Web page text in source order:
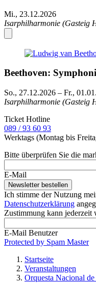
Mi., 23.12.2026
Isarphilharmonie (Gasteig
Beethoven:
So., 27.12.2026 – Fr.,
Isarphilharmonie (Gasteig
Ticket Hotline
089 / 93 60 93
Werktags (Montag bis
Bitte überprüfen Sie die
E-Mail
Ich stimme der Nutzung
Datenschutzerklärung
Zustimmung kann jederzeit
E-Mail Benutzer
Protected by Spam Master
Pfadnavigation
Startseite
Veranstaltungen
Orquesta Nacional